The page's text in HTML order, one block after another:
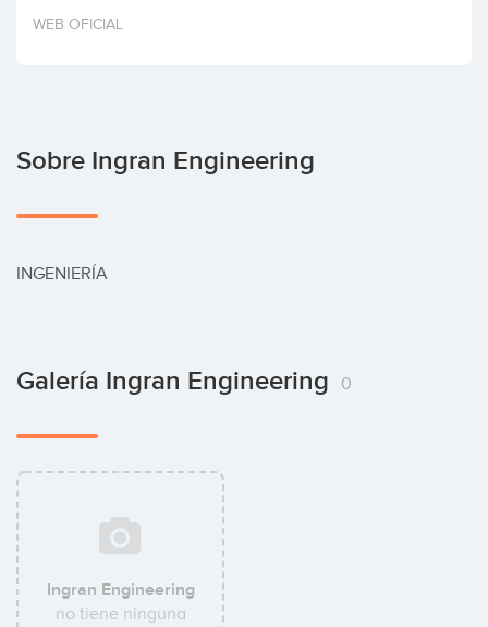
Invertir
WEB OFICIAL
Sobre Ingran Engineering
INGENIERÍA
Galería Ingran Engineering 0
Ingran Engineering
no tiene ninguna